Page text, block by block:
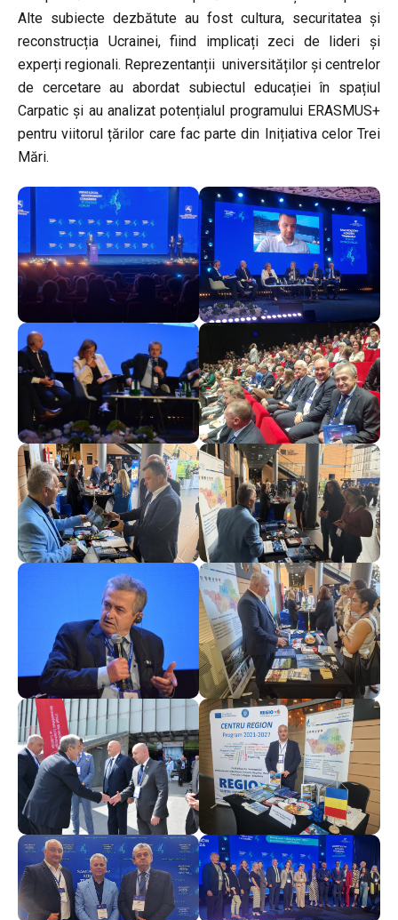
Alte subiecte dezbătute au fost cultura, securitatea și
reconstrucția Ucrainei, fiind implicați zeci de lideri și
experți regionali. Reprezentanții universităților și centrelor
de cercetare au abordat subiectul educației în spațiul
Carpatic și au analizat potențialul programului ERASMUS+
pentru viitorul țărilor care fac parte din Inițiativa celor Trei
Mări.